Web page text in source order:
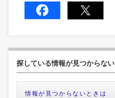
探している情報が見つからない
情報が見つからないときは